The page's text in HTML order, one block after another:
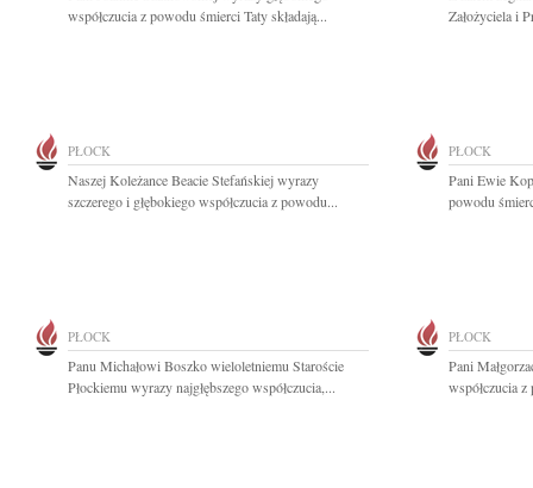
współczucia z powodu śmierci Taty składają...
Założyciela i
PŁOCK
Naszej Koleżance Beacie Stefańskiej wyrazy
szczerego i głębokiego współczucia z powodu...
PŁOCK
Pani Ewie
powodu
PŁOCK
Panu Michałowi Boszko wieloletniemu Staroście
Płockiemu wyrazy najgłębszego współczucia,...
PŁOCK
Pani
współczucia